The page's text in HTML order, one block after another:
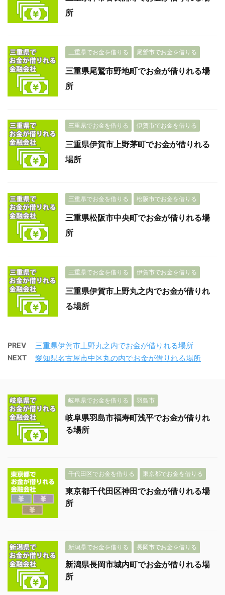
所
三重県でお金を借りる 尾鷲市でお金を借りる
三重県尾鷲市野地町でお金が借りれる場
所
三重県でお金を借りる 伊賀市でお金を借りる
三重県伊賀市上野茅町でお金が借りれる
場所
三重県でお金を借りる 松阪市でお金を借りる
三重県松阪市中央町でお金が借りれる場
所
三重県でお金を借りる 伊賀市でお金を借りる
三重県伊賀市上野丸之内でお金が借りれ
る場所
PREV 三重県伊賀市上野丸之内でお金が借りれる場所
NEXT 愛知県名古屋市中区丸の内でお金が借りれる場所
岐阜県でお金を借りる 羽島市
岐阜県羽島市福寿町浅平でお金が借りれ
る場所
千代田区でお金を借りる 東京都でお金を借りる
東京都千代田区神田でお金が借りれる場
所
新潟県でお金を借りる 長岡市でお金を借りる
新潟県長岡市城内町でお金が借りれる場
所